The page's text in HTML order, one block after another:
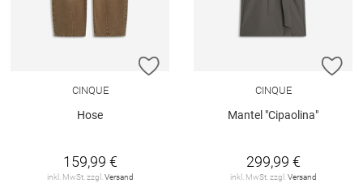
ZUR WUNSCHLISTE HINZUFÜGEN
CINQUE
Hose
159,99 €
inkl. MwSt. zzgl.Versand
CINQUE
Mantel "Cipaolina"
299,99 €
inkl. MwSt. zzgl.Versand